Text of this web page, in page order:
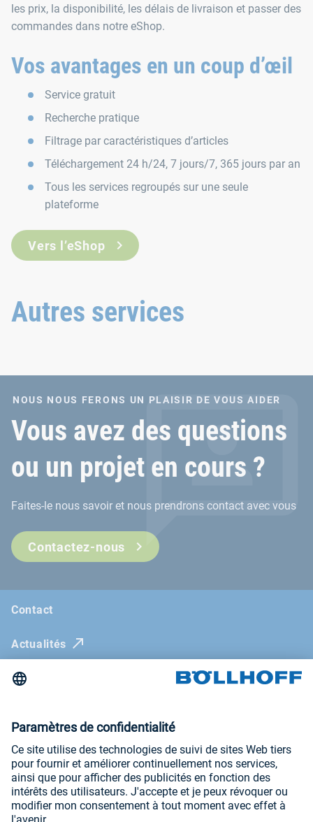
les prix, la disponibilité, les délais de livraison et passer des
commandes dans notre eShop.
Vos avantages en un coup d’œil
Service gratuit
Recherche pratique
Filtrage par caractéristiques d’articles
Téléchargement 24 h/24, 7 jours/7, 365 jours par an
Tous les services regroupés sur une seule
plateforme
Vers l’eShop
Autres services
NOUS NOUS FERONS UN PLAISIR DE VOUS AIDER
Vous avez des questions
ou un projet en cours ?
Faites-le nous savoir et nous prendrons contact avec vous
Contactez-nous
Contact
Actualités
Mentions légales
Conditions générales
Déclaration de confidentialité